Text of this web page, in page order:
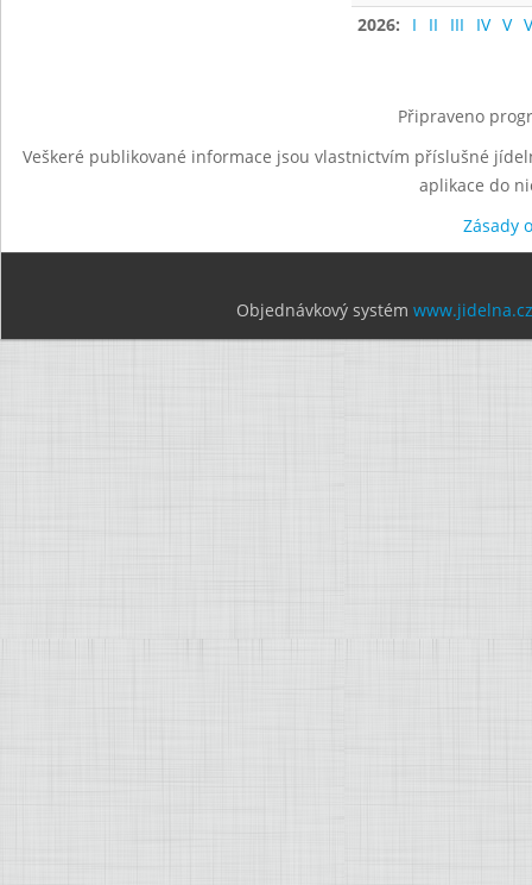
2026:
I II III IV V
Připraveno
Veškeré publikované informace jsou vlastnictvím příslušné
aplikace do
Zásady
Objednávkový systém www.jidelna.cz